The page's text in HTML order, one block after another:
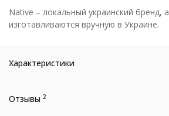
Native – локальный украинский бренд,
изготавливаются вручную в Украине.
Характеристики
Отзывы 2